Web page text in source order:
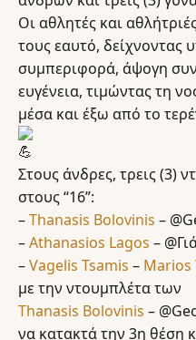
Οι αθλητές και
τους εαυτό, δείχνοντας
συμπεριφορά, άψογη
ευγένεια, τιμώντας τη
μέσα και έξω από το
Στους άνδρες, τρεις (3)
στους “16”:
–Thanasis Bolovinis –
–Athanasios Lagos –
–Vagelis Tsamis – Marios
με την ντουμπλέτα των
Thanasis Bolovinis –
να κατακτά την 3η θέση